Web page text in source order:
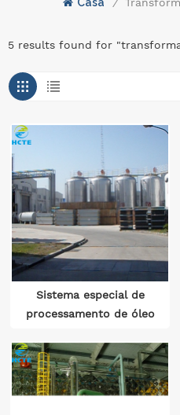
5 results found for
Sistema especial de
processamento de óleo
transformador de alta
tensão